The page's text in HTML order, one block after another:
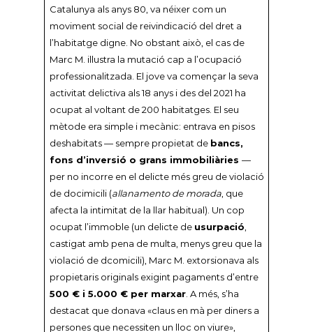
Catalunya als anys 80, va néixer com un
moviment social de reivindicació del dret a
l’habitatge digne. No obstant això, el cas de
Marc M. il·lustra la mutació cap a l’ocupació
professionalitzada. El jove va començar la seva
activitat delictiva als 18 anys i des del 2021 ha
ocupat al voltant de 200 habitatges. El seu
mètode era simple i mecànic: entrava en pisos
deshabitats — sempre propietat de bancs,
fons d’inversió o grans immobiliàries —
per no incorre en el delicte més greu de violació
de docimicili (allanamento de morada, que
afecta la intimitat de la llar habitual). Un cop
ocupat l’immoble (un delicte de usurpació
castigat amb pena de multa, menys greu que la
violació de dcomicili), Marc M. extorsionava als
propietaris originals exigint pagaments d’entre
500 € i 5.000 € per marxar. A més, s’ha
destacat que donava «claus en mà per diners a
persones que necessiten un lloc on viure»,